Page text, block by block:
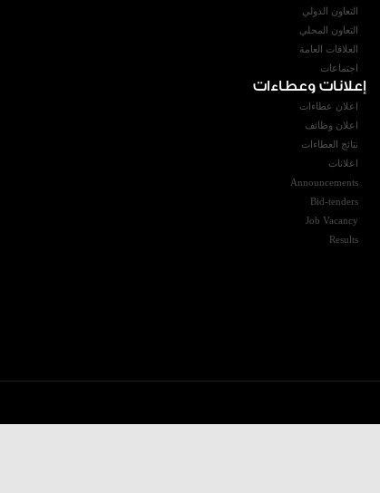
التعاون الدولي
التعاون المحلي
العلاقات العامة
اجتماعات
إعلانات وعطاءات
اعلان عطاءات
اعلان وظائف
نتائج العطاءات
اعلانات
Announcements
Bid-tenders
Job Vacancy
Results